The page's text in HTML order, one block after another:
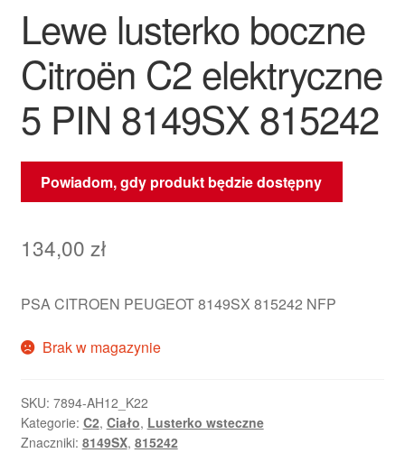
Zamówienia
Zasady i warunki
Lewe lusterko boczne
Citroën C2 elektryczne
5 PIN 8149SX 815242
Powiadom, gdy produkt będzie dostępny
134,00 zł
PSA CITROEN PEUGEOT 8149SX 815242 NFP
Brak w magazynie
SKU: 7894-AH12_K22
Kategorie: C2, Ciało, Lusterko wsteczne
Znaczniki: 8149SX, 815242